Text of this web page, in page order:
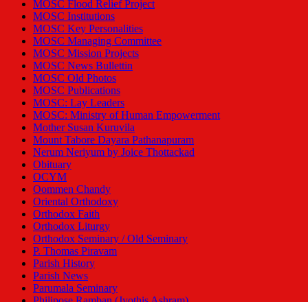
MOSC Flood Relief Project
MOSC Institutions
MOSC Key Personalities
MOSC Managing Committee
MOSC Mission Projects
MOSC News Bullettin
MOSC Old Photos
MOSC Publications
MOSC: Lay Leaders
MOSC: Ministry of Human Empowerment
Mother Susan Kuruvila
Mount Tabore Dayara Pathanapuram
Nerum Neriyum by Joice Thottackad
Obituary
OCYM
Oommen Chandy
Oriental Orthodoxy
Orthodox Faith
Orthodox Liturgy
Orthodox Seminary / Old Seminary
P. Thomas Piravam
Parish History
Parish News
Parumala Seminary